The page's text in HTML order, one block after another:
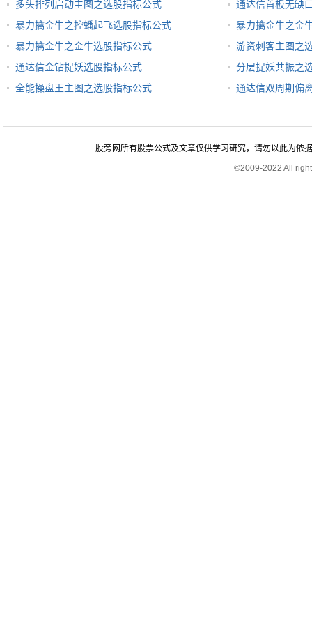
多头排列启动主图之选股指标公式
通达信首板无缺
暴力擒金牛之控蟠起飞选股指标公式
暴力擒金牛之金
暴力擒金牛之金牛选股指标公式
游资刺客主图之
通达信金钻捉妖选股指标公式
分层捉妖共振之
全能操盘王主图之选股指标公式
通达信双周期偏
股旁网所有股票公式及文章仅供学习研究，请勿以此为依
©2009-2022 All